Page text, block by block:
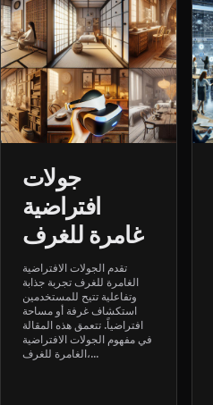
جولات
افتراضية
غامرة للغرف
تقدم الجولات الافتراضية
الغامرة للغرف تجربة جذابة
وتفاعلية تتيح للمستخدمين
استكشاف غرفة أو مساحة
افتراضياً. تتعمق هذه المقالة
في مفهوم الجولات الافتراضية
الغامرة للغرف،...